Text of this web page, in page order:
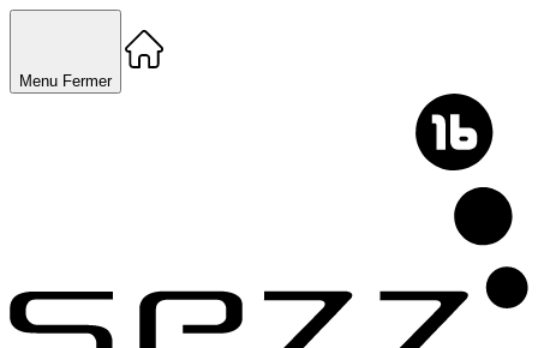
Menu Fermer